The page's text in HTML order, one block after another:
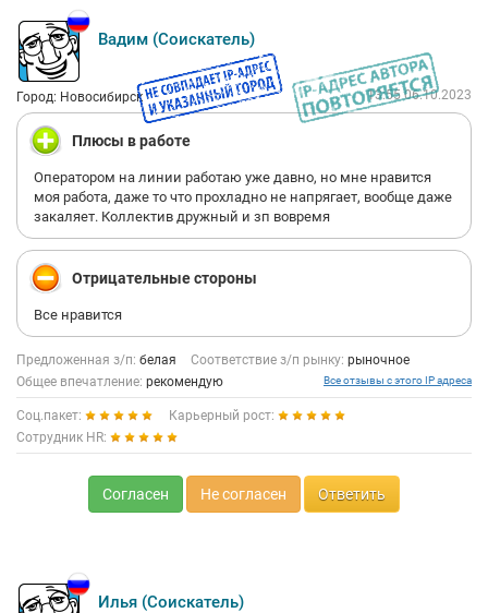
Вадим (Соискатель)
Город: Новосибирск 13:55 06.10.2023
Плюсы в работе
Оператором на линии работаю уже давно, но мне нравится
моя работа, даже то что прохладно не напрягает, вообще даже
закаляет. Коллектив дружный и зп вовремя
Отрицательные стороны
Все нравится
Предложенная з/п: белая Соответствие з/п рынку: рыночное
Общее впечатление: рекомендую Все отзывы с этого IP адреса
Соц.пакет:
Карьерный рост:
Сотрудник HR:
Согласен Не согласен Ответить
Илья (Соискатель)